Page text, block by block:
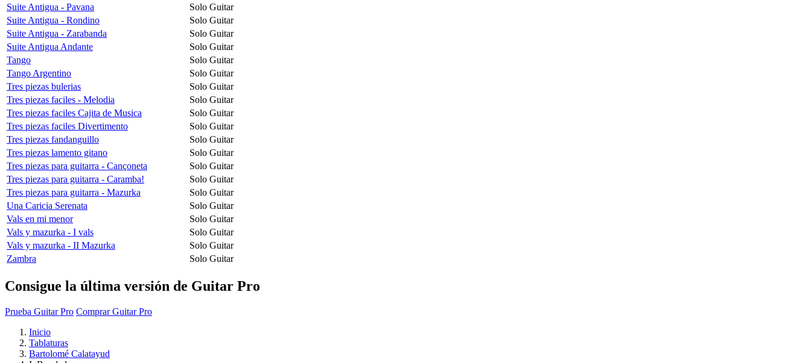
Suite Antigua - Pavana
Solo Guitar
Suite Antigua - Rondino
Solo Guitar
Suite Antigua - Zarabanda
Solo Guitar
Suite Antigua Andante
Solo Guitar
Tango
Solo Guitar
Tango Argentino
Solo Guitar
Tres piezas bulerias
Solo Guitar
Tres piezas faciles - Melodia
Solo Guitar
Tres piezas faciles Cajita de Musica
Solo Guitar
Tres piezas faciles Divertimento
Solo Guitar
Tres piezas fandanguillo
Solo Guitar
Tres piezas lamento gitano
Solo Guitar
Tres piezas para guitarra - Cançoneta
Solo Guitar
Tres piezas para guitarra - Caramba!
Solo Guitar
Tres piezas para guitarra - Mazurka
Solo Guitar
Una Caricia Serenata
Solo Guitar
Vals en mi menor
Solo Guitar
Vals y mazurka - I vals
Solo Guitar
Vals y mazurka - II Mazurka
Solo Guitar
Zambra
Solo Guitar
Consigue la última versión de Guitar Pro
Prueba Guitar Pro Comprar Guitar Pro
Inicio
Tablaturas
Bartolomé Calatayud